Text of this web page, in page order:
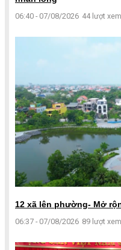
06:40 - 07/08/2026 44 lượt xem
12 xã lên phường- Mở
06:37 - 07/08/2026 89 lượt xem